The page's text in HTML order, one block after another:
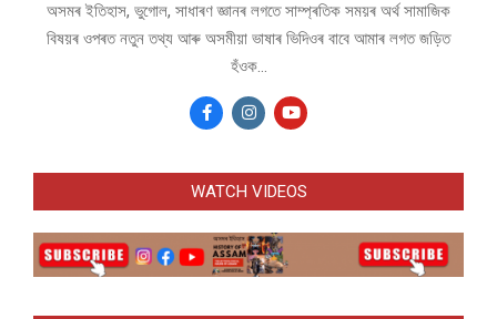
অসমৰ ইতিহাস, ভুগোল, সাধাৰণ জ্ঞানৰ লগতে সাম্প্ৰতিক সময়ৰ অৰ্থ সামাজিক
বিষয়ৰ ওপৰত নতুন তথ্য আৰু অসমীয়া ভাষাৰ ভিদিওৰ বাবে আমাৰ লগত জড়িত
হঁওক...
WATCH VIDEOS